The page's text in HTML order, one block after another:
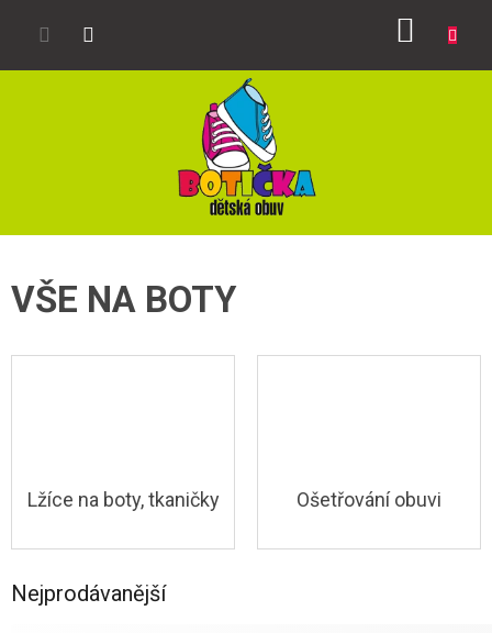
VŠE NA BOTY
Lžíce na boty, tkaničky Ošetřování obuvi
Nejprodávanější